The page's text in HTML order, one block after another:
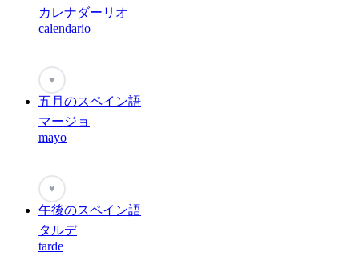
カレナダーリオ
calendario
♥
五月のスペイン語
マージョ
mayo
♥
午後のスペイン語
タルデ
tarde